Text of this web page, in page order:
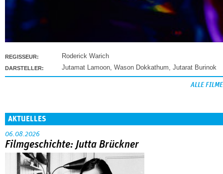
REGISSEUR: Roderick Warich
DARSTELLER: Jutamat Lamoon, Wason Dokkathum, Jutarat Burinok
ALLE FILME
AKTUELLES
06.08.2026
Filmgeschichte: Jutta Brückner